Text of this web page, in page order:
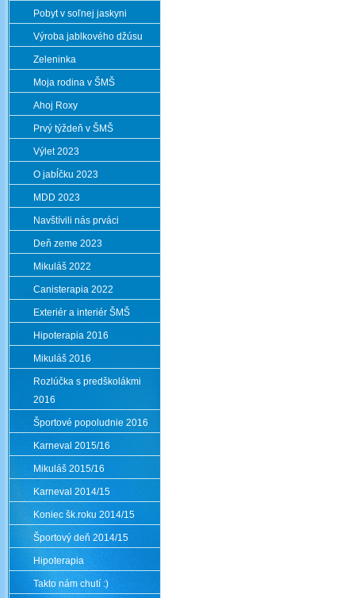
Pobyt v soľnej jaskyni
Výroba jablkového džúsu
Zeleninka
Moja rodina v ŠMŠ
Ahoj Roxy
Prvý týždeň v ŠMŠ
Výlet 2023
O jabĺčku 2023
MDD 2023
Navštívili nás prváci
Deň zeme 2023
Mikuláš 2022
Canisterapia 2022
Exteriér a interiér ŠMŠ
Hipoterapia 2016
Mikuláš 2016
Rozlúčka s predškolákmi
2016
Športové popoludnie 2016
Karneval 2015/16
Mikuláš 2015/16
Karneval 2014/15
Koniec šk.roku 2014/15
Športový deň 2014/15
Hipoterapia
Takto nám chutí :)